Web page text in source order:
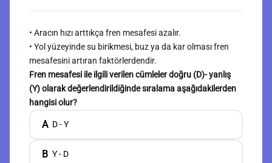
• Aracın hızı arttıkça fren mesafesi azalır.
• Yol yüzeyinde su birikmesi, buz ya da kar olması fren
mesafesini artıran faktörlerdendir.
Fren mesafesi ile ilgili verilen cümleler doğru (D)- yanlış
(Y) olarak değerlendirildiğinde sıralama aşağıdakilerden
hangisi olur?
A D - Y
B Y - D